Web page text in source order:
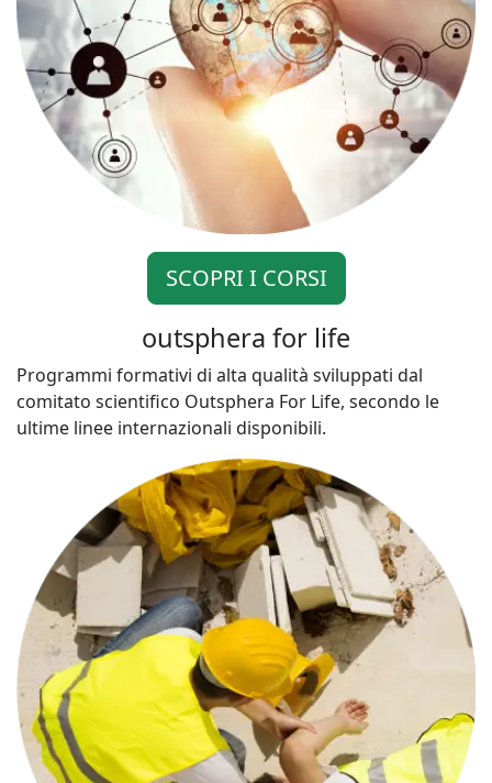
SCOPRI I CORSI
outsphera for life
Programmi formativi di alta qualità sviluppati dal
comitato scientifico Outsphera For Life, secondo le
ultime linee internazionali disponibili.